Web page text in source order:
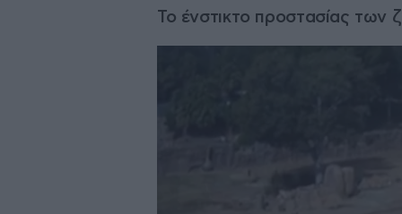
Το ένστικτο προστασίας των